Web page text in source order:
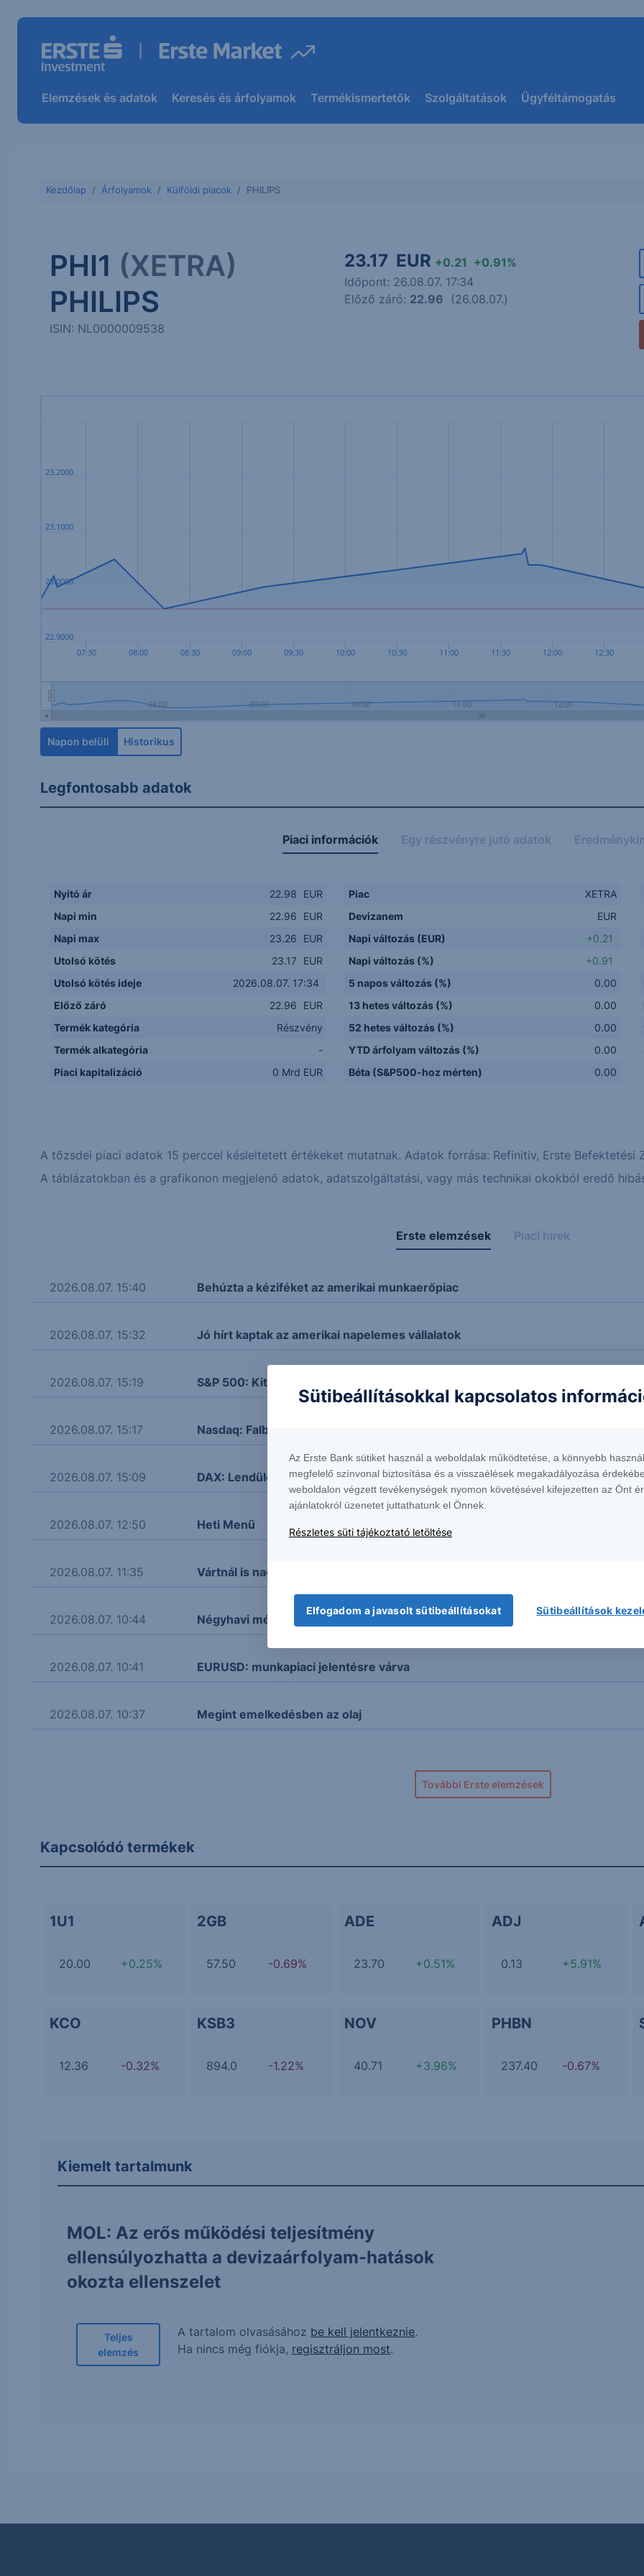
Elemzések és adatok Keresés és árfolyamok Termékismertetők Szolgáltatások Ügyféltámogatás
Kezdőlap Árfolyamok Külföldi piacok PHILIPS
PHI1 (XETRA)
PHILIPS
ISIN: NL0000009538
23.17 EUR +0.21 +0.91%
Időpont: 26.08.07. 17:34
Előző záró: 22.96 (26.08.07.)
07:30 08:00 08:30 09:00 09:30 10:00 10:30 11:00 11:30 12:00 12:30
08:00 09:00 10:00 11:00 12:00
22.9000
23.0000
23.1000
23.2000
Napon belüli Historikus
Legfontosabb adatok
Piaci információk Egy részvényre jutó adatok
Nyitó ár 22.98
EUR
Napi min
22.96
EUR
Napi max
23.26
EUR
Utolsó kötés
23.17
EUR
Utolsó kötés ideje
2026.08.07. 17:34
Előző záró
22.96
EUR
Termék kategória
Részvény
Termék alkategória
-
Piaci kapitalizáció
0 Mrd EUR
Piac
XETRA
Devizanem
EUR
Napi változás (EUR)
+0.21
Napi változás (%)
+0.91
5 napos változás (%)
0.00
13 hetes változás (%)
0.00
52 hetes változás (%)
0.00
YTD árfolyam változás (%)
0.00
Béta (S&P500-hoz mérten)
0.00
A tőzsdei piaci adatok 15 perccel késleltetett értékeket mutatnak. Adatok forrása: Refinitiv, Erste Befektetési
A táblázatokban és a grafikonon megjelenő adatok, adatszolgáltatási, vagy más technikai okokból eredő
Erste elemzések Piaci hírek
2026.08.07. 15:40 Behúzta a kéziféket az amerikai munkaerőpiac
2026.08.07. 15:32 Jó hírt kaptak az amerikai napelemes vállalatok
2026.08.07. 15:19 S&P 500: Kitört
2026.08.07. 15:17 Nasdaq: Falba ütközött
2026.08.07. 15:09 DAX: Lendületbe jött
2026.08.07. 12:50 Heti Menü
2026.08.07. 11:35 Vártnál is nagyobb rekord
2026.08.07. 10:44 Négyhavi mélyponton a forint
2026.08.07. 10:41 EURUSD: munkapiaci jelentésre várva
2026.08.07. 10:37 Megint emelkedésben az olaj
További Erste elemzések
Kapcsolódó termékek
1U1
20.00 +0.25%
2GB
57.50 -0.69%
ADE
23.70 +0.51%
ADJ
0.13 +5.91%
KCO
12.36 -0.32%
KSB3
894.0 -1.22%
NOV
40.71 +3.96%
PHBN
237.40 -0.67%
Kiemelt tartalmunk
MOL: Az erős működési teljesítmény
ellensúlyozhatta a devizaárfolyam-hatások
okozta ellenszelet
Teljes
elemzés
A tartalom olvasásához be kell jelentkeznie.
Ha nincs még fiókja, regisztráljon most.
Sütibeállításokkal kapcsolatos
Az Erste Bank sütiket használ a weboldalak működtetése, a könnyebb
megfelelő színvonal biztosítása és a visszaélések megakadályozása
weboldalon végzett tevékenységek nyomon követésével kifejezetten az Önt
ajánlatokról üzenetet juttathatunk el Önnek.
Részletes süti tájékoztató letöltése
Elfogadom a javasolt sütibeállításokat Sütibeállítások